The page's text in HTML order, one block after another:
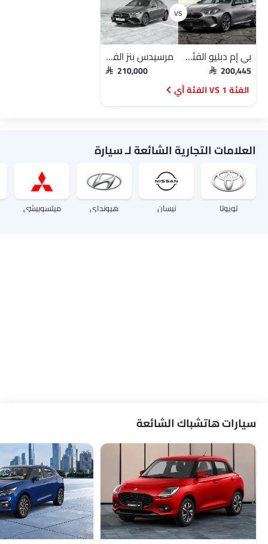
بي إم دبليو الفئة 1
SAR 200,445
مرسيدس بنز الفئة أي
SAR 210,000
الفئة 1 VS الفئة أي
العلامات التجارية الشائعة لـ سيارة
تويوتا نيسان هيونداي ميتسوبيشي
سيارات هاتشباك الشائعة